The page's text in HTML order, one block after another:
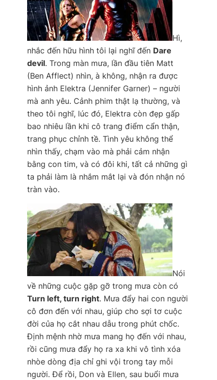
Hì,
nhắc đến hữu hình tôi lại nghĩ đến Dare
devil. Trong màn mưa, lần đầu tiên Matt
(Ben Afflect) nhìn, à không, nhận ra được
hình ảnh Elektra (Jennifer Garner) – người
mà anh yêu. Cảnh phim thật lạ thường, và
theo tôi nghĩ, lúc đó, Elektra còn đẹp gấp
bao nhiêu lần khi cô trang điểm cẩn thận,
trang phục chỉnh tề. Tình yêu không thể
nhìn thấy, chạm vào mà phải cảm nhận
bằng con tim, và có đôi khi, tất cả những gì
ta phải làm là nhắm mắt lại và đón nhận nó
tràn vào.
Nói
về những cuộc gặp gỡ trong mưa còn có
Turn left, turn right. Mưa đẩy hai con người
cô đơn đến với nhau, giúp cho sợi tơ cuộc
đời của họ cắt nhau dẫu trong phút chốc.
Định mệnh nhờ mưa mang họ đến với nhau,
rồi cũng mưa đẩy họ ra xa khi vô tình xóa
nhòe dòng địa chỉ ghi vội trong tay mỗi
người. Để rồi, Don và Ellen, sau buổi mưa